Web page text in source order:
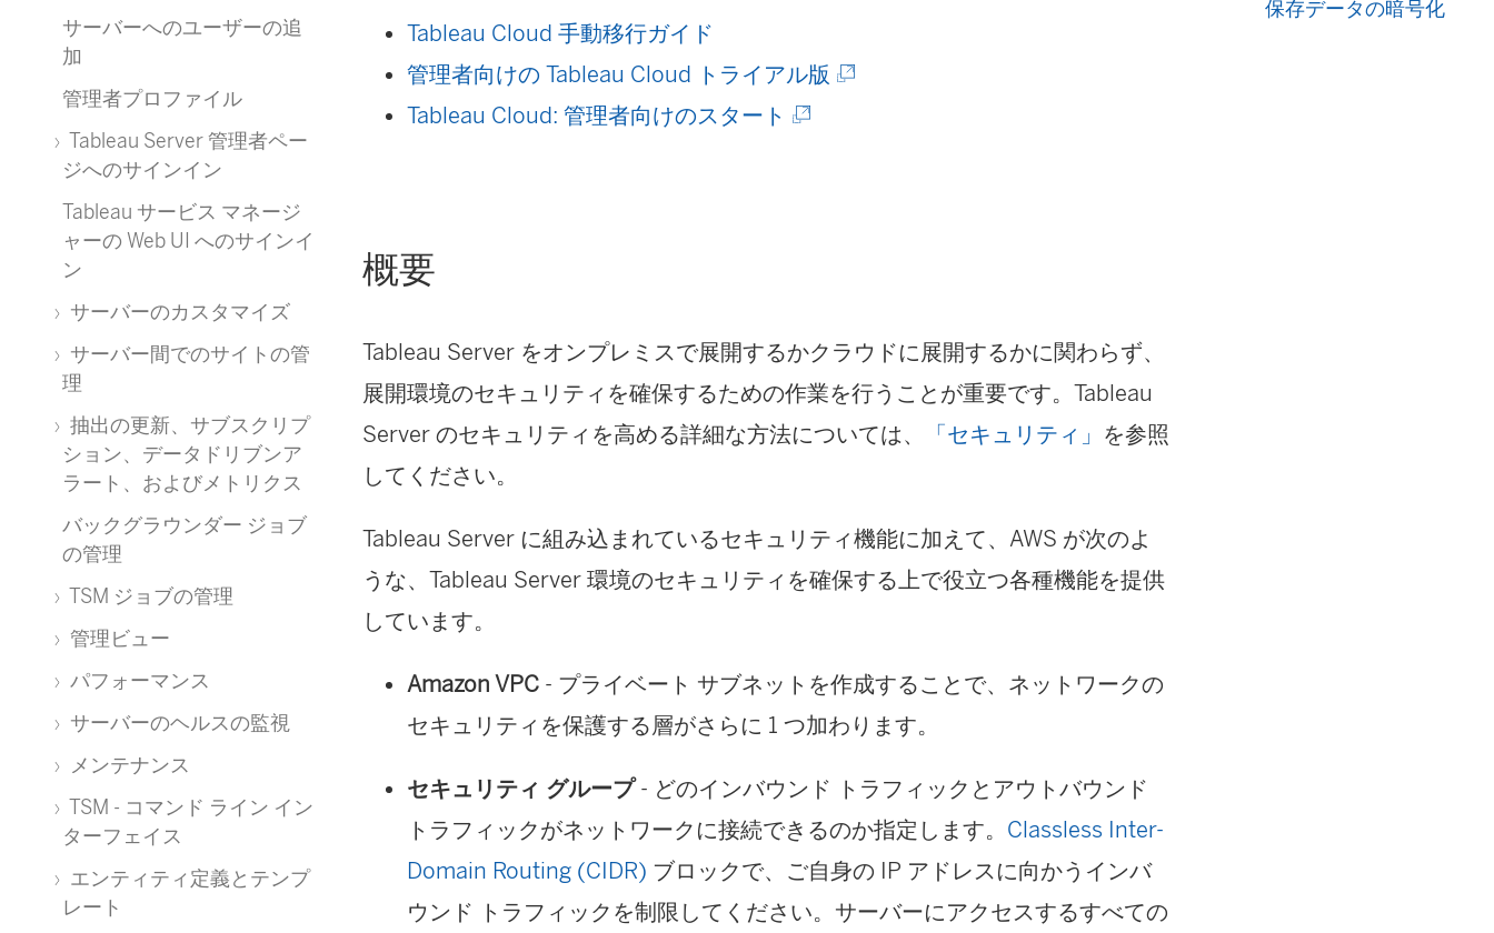
サーバーへのユーザーの追
加
管理者プロファイル
Tableau Server 管理者ペー
ジへのサインイン
Tableau サービス マネージ
ャーの Web UI へのサインイ
ン
サーバーのカスタマイズ
サーバー間でのサイトの管
理
抽出の更新、サブスクリプ
ション、データドリブンア
ラート、およびメトリクス
バックグラウンダー ジョブ
の管理
TSM ジョブの管理
管理ビュー
パフォーマンス
サーバーのヘルスの監視
メンテナンス
TSM - コマンド ライン イン
ターフェイス
エンティティ定義とテンプ
レート
ウ
ィ
ン
リ
ク
が
開
く
Tableau Cloud 手動移行ガイド
管理者向けの Tableau Cloud トライアル版 (
ド
ウ
で
ク
く
)
Tableau Cloud: 管理者向けのスタート (
ン
ド
ウ
リ
ン
開
く
概要
Tableau Server をオンプレミスで展開するかクラウドに展開するかに関わらず、
展開環境のセキュリティを確保するための作業を行うことが重要です。Tableau
Server のセキュリティを高める詳細な方法については、
「セキュリティ」 を参照
してください。
Tableau Server に組み込まれているセキュリティ機能に加えて、AWS が次のよ
うな、Tableau Server 環境のセキュリティを確保する上で役立つ各種機能を提供
しています。
Amazon VPC - プライベート サブネットを作成することで、ネットワークの
セキュリティを保護する層がさらに 1 つ加わります。
セキュリティ グループ- どのインバウンド トラフィックとアウトバウンド
トラフィックがネットワークに接続できるのか指定します。 Classless Inter-
Domain Routing (CIDR) ブロックで、ご自身の IP アドレスに向かうインバ
ウンド トラフィックを制限してください。サーバーにアクセスするすべての
保存データの暗号化